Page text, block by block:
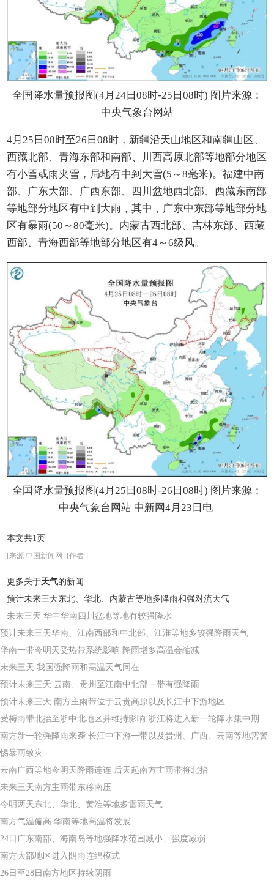
全国降水量预报图(4月24日08时-25日08时) 图片来源：
中央气象台网站
4月25日08时至26日08时，新疆沿天山地区和南疆山区、
西藏北部、青海东部和南部、川西高原北部等地部分地区
有小雪或雨夹雪，局地有中到大雪(5～8毫米)。福建中南
部、广东大部、广西东部、四川盆地西北部、西藏东南部
等地部分地区有中到大雨，其中，广东中东部等地部分地
区有暴雨(50～80毫米)。内蒙古西北部、吉林东部、西藏
西部、青海西部等地部分地区有4～6级风。
全国降水量预报图(4月25日08时-26日08时) 图片来源：
中央气象台网站 中新网4月23日电
本文共1页
[来源 中国新闻网] [作者 ]
更多关于天气的新闻
预计未来三天东北、华北、内蒙古等地多降雨和强对流天气
未来三天 华中华南四川盆地等地有较强降水
预计未来三天华南、江南西部和中北部、江淮等地多较强降雨天气
华南一带今明天受热带系统影响 降雨增多高温会缩减
未来三天 我国强降雨和高温天气同在
预计未来三天 云南、贵州至江南中北部一带有强降雨
预计未来三天 南方主雨带位于云贵高原以及长江中下游地区
受梅雨带北抬至浙中北地区并维持影响 浙江将进入新一轮降水集中期
南方新一轮强降雨来袭 长江中下游一带以及贵州、广西、云南等地需警
惕暴雨致灾
云南广西等地今明天降雨连连 后天起南方主雨带将北抬
未来三天南方主雨带东移南压
今明两天东北、华北、黄淮等地多雷雨天气
南方气温偏高 华南等地高温将发展
24日广东南部、海南岛等地强降水范围减小、强度减弱
南方大部地区进入阴雨连绵模式
26日至28日南方地区持续阴雨